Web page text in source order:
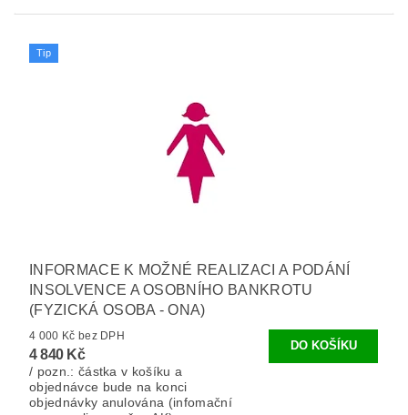
Tip
INFORMACE K MOŽNÉ REALIZACI A PODÁNÍ
INSOLVENCE A OSOBNÍHO BANKROTU
(FYZICKÁ OSOBA - ONA)
4 000 Kč bez DPH
4 840 Kč
/ pozn.: částka v košíku a
objednávce bude na konci
objednávky anulována (infomační